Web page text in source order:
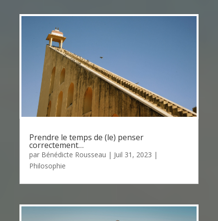
Prendre le temps de (le) penser
correctement…
par Bénédicte Rousseau | Juil 31, 2023 |
Philosophie